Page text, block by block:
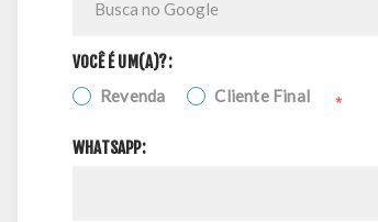
VOCÊ É UM(A)?:
Revenda Cliente Final *
WHATSAPP: